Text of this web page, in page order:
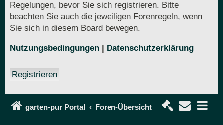
Regelungen, bevor Sie sich registrieren. Bitte
beachten Sie auch die jeweiligen Forenregeln, wenn
Sie sich in diesem Board bewegen.
Nutzungsbedingungen | Datenschutzerklärung
Registrieren
garten-pur Portal Foren-Übersicht